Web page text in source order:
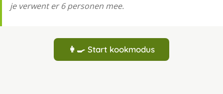
je verwent er 6 personen mee.
👩‍🍳 Start kookmodus